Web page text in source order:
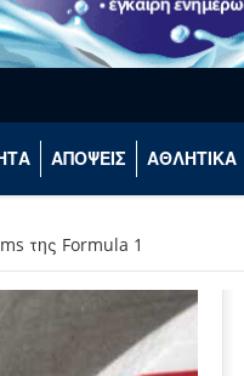
ΑΠΟΨΕΙΣ ΑΘΛΗΤΙΚΑ
της Formula 1